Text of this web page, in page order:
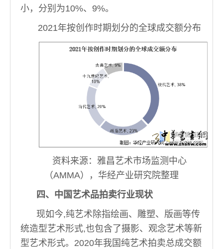
小，分别为10%、9%。
2021年按创作时期划分的全球成交额分布
资料来源：雅昌艺术市场监测中心
（AMMA），华经产业研究院整理
四、中国艺术品拍卖行业现状
现如今,纯艺术除指绘画、雕塑、版画等传
统造型艺术形式,也包含了摄影、观念艺术等新
型艺术形式。2020年我国纯艺术拍卖总成交额